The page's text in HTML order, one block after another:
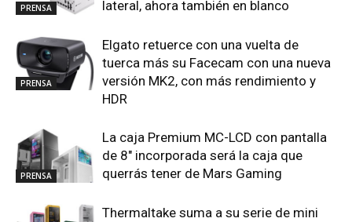
PRENSA
lateral, ahora también en blanco
PRENSA
Elgato retuerce con una vuelta de
tuerca más su Facecam con una nueva
versión MK2, con más rendimiento y
HDR
PRENSA
La caja Premium MC-LCD con pantalla
de 8″ incorporada será la caja que
querrás tener de Mars Gaming
Thermaltake suma a su serie de mini